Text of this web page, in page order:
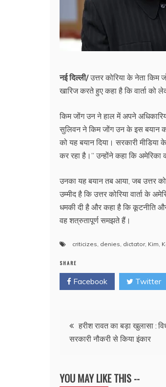
नई दिल्ली/उत्तर कोरिया के नेता किम
खारिज करते हुए कहा है कि वार्ता को
किम जोंग उन ने हाल में अपने
सुलिवन ने किम जोंग उन के इस बयान
को यह बयान दिया। सरकारी मीडिया
कर रहा है।’’ उन्होंने कहा कि
उनका यह बयान तब आया, जब उत्तर
उम्मीद है कि उत्तर कोरिया वार्ता के
धमकी दी है और कहा है कि कूटनीति और
वह शत्रुतापूर्ण समझते हैं।
criticizes denies dictator, Kim
SHARE
Facebook Twitter
Post
navigation
हरीश रावत का बड़ा खुलासा :
सरकारी नौकरी से किया इंकार
YOU MAY LIKE THIS --